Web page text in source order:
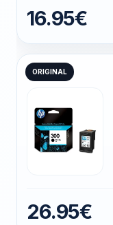
16.95€
ORIGINAL
26.95€